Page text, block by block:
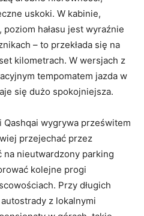
uskoki. W kabinie,
hałasu jest wyraźnie
– to przekłada się na
kilometrach. W wersjach z
tempomatem jazda w
się dużo spokojniejsza.
wygrywa prześwitem
przejechać przez
na nieutwardzony parking
kolejne progi
Przy długich
z lokalnymi